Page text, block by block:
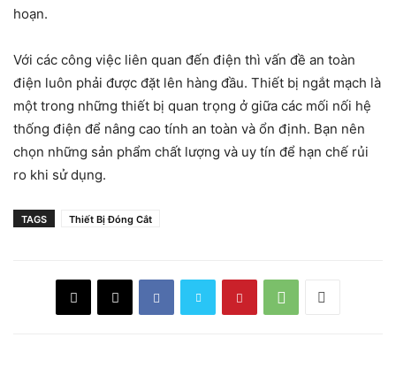
hoạn.
Với các công việc liên quan đến điện thì vấn đề an toàn
điện luôn phải được đặt lên hàng đầu. Thiết bị ngắt mạch là
một trong những thiết bị quan trọng ở giữa các mối nối hệ
thống điện để nâng cao tính an toàn và ổn định. Bạn nên
chọn những sản phẩm chất lượng và uy tín để hạn chế rủi
ro khi sử dụng.
TAGS Thiết Bị Đóng Cắt